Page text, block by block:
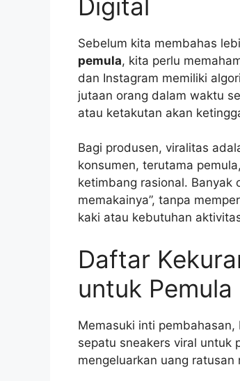
Digital
Sebelum kita membahas
pemula, kita perlu
dan Instagram memiliki
jutaan orang dalam waktu
atau ketakutan akan
Bagi produsen, viralitas
konsumen, terutama
ketimbang rasional. Banyak
memakainya”, tanpa
kaki atau kebutuhan
Daftar
untuk Pemula
Memasuki inti
sepatu sneakers viral untuk
mengeluarkan uang